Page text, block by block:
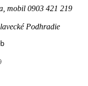
mobil 0903 421 219
Podhradie